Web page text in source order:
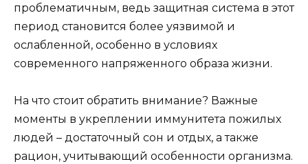
проблематичным, ведь защитная система в этот
период становится более уязвимой и
ослабленной, особенно в условиях
современного напряженного образа жизни.
На что стоит обратить внимание? Важные
моменты в укреплении иммунитета пожилых
людей – достаточный сон и отдых, а также
рацион, учитывающий особенности организма.